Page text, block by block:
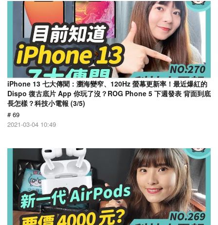
iPhone 13 七大傳聞：瀏海變窄、120Hz 螢幕更新率！最近爆紅的
Dispo 復古底片 App 你玩了沒？ROG Phone 5 下週發表 背面到底
長怎樣？科技小電報 (3/5)
# 69
2021-03-04 10:49